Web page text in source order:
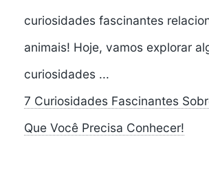
curiosidades fascinantes
animais! Hoje, vamos explorar
curiosidades ...
7 Curiosidades Fascinantes
Que Você Precisa Conhecer!